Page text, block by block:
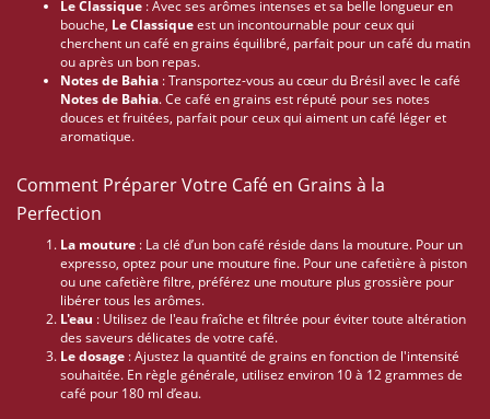
Le Classique : Avec ses arômes intenses et sa belle longueur en
bouche, Le Classiqueest un incontournable pour ceux qui
cherchent un café en grains équilibré, parfait pour un café du matin
ou après un bon repas.
Notes de Bahia : Transportez-vous au cœur du Brésil avec le café
Notes de Bahia. Ce café en grains est réputé pour ses notes
douces et fruitées, parfait pour ceux qui aiment un café léger et
aromatique.
Comment Préparer Votre Café en Grains à la
Perfection
La mouture : La clé d’un bon café réside dans la mouture. Pour un
expresso, optez pour une mouture fine. Pour une cafetière à piston
ou une cafetière filtre, préférez une mouture plus grossière pour
libérer tous les arômes.
L'eau : Utilisez de l'eau fraîche et filtrée pour éviter toute altération
des saveurs délicates de votre café.
Le dosage : Ajustez la quantité de grains en fonction de l'intensité
souhaitée. En règle générale, utilisez environ 10 à 12 grammes de
café pour 180 ml d’eau.